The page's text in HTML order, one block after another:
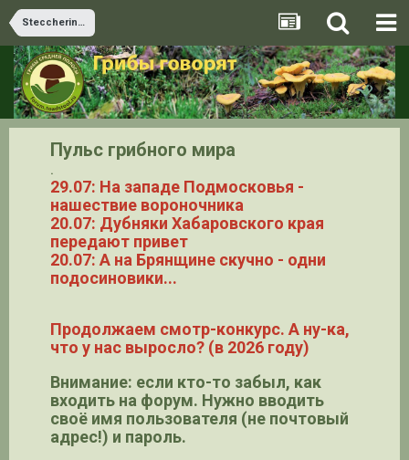
Steccherinum
Пульс грибного мира
.
29.07: На западе Подмосковья -
нашествие вороночника
20.07: Дубняки Хабаровского края
передают привет
20.07: А на Брянщине скучно - одни
подосиновики...
Продолжаем смотр-конкурс. А ну-ка,
что у нас выросло? (в 2026 году)
Внимание: если кто-то забыл, как
входить на форум. Нужно вводить
своё имя пользователя (не почтовый
адрес!) и пароль.